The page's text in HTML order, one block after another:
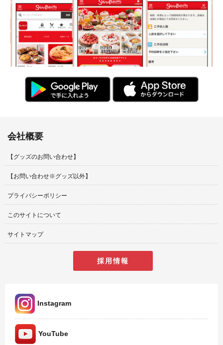
会社概要
【グッズのお問い合わせ】
【お問い合わせ※グッズ以外】
プライバシーポリシー
このサイトについて
サイトマップ
採用情報
Instagram
YouTube